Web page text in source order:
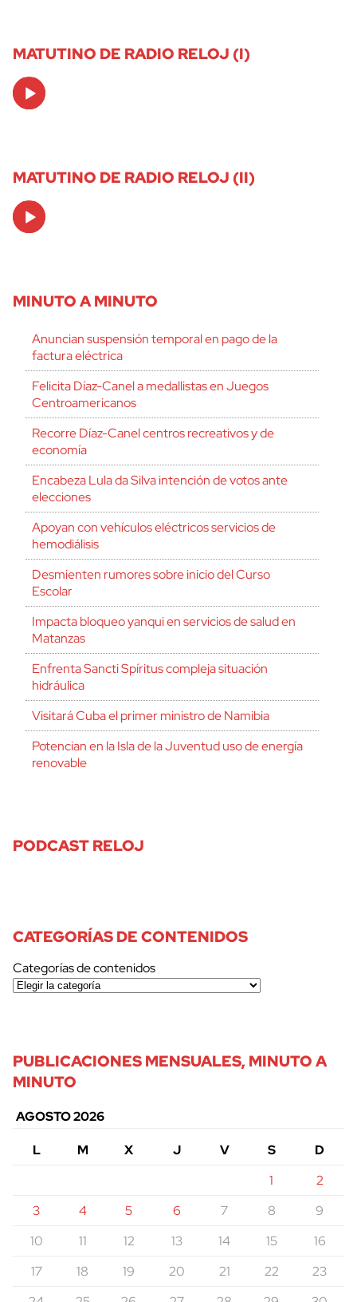
MATUTINO DE RADIO RELOJ (I)
Audio
Player
MATUTINO DE RADIO RELOJ (II)
Audio
Player
MINUTO A MINUTO
Anuncian suspensión temporal en pago de la
factura eléctrica
Felicita Díaz-Canel a medallistas en Juegos
Centroamericanos
Recorre Díaz-Canel centros recreativos y de
economía
Encabeza Lula da Silva intención de votos ante
elecciones
Apoyan con vehículos eléctricos servicios de
hemodiálisis
Desmienten rumores sobre inicio del Curso
Escolar
Impacta bloqueo yanqui en servicios de salud en
Matanzas
Enfrenta Sancti Spíritus compleja situación
hidráulica
Visitará Cuba el primer ministro de Namibia
Potencian en la Isla de la Juventud uso de energía
renovable
PODCAST RELOJ
CATEGORÍAS DE CONTENIDOS
Categorías de contenidos
PUBLICACIONES MENSUALES, MINUTO A
MINUTO
AGOSTO 2026
L
M X J V S
D
1
2
3
4 5 6 7 8
9
10
11 12 13 14 15
16
17
18 19 20 21 22
23